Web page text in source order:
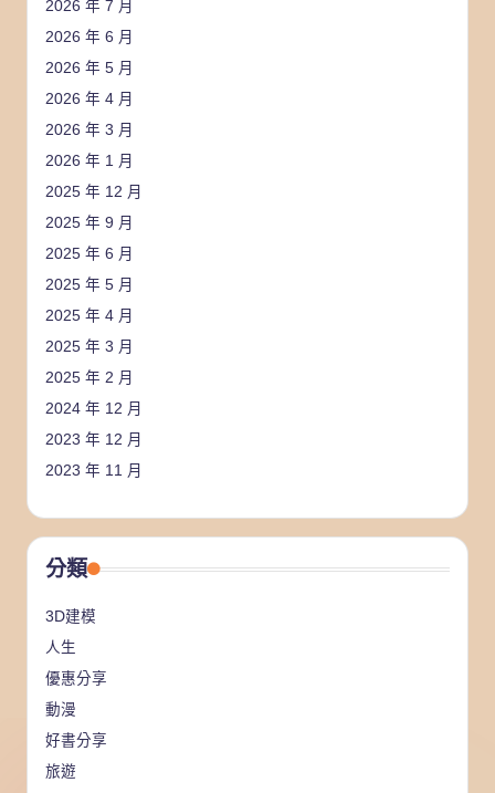
2026 年 7 月
2026 年 6 月
2026 年 5 月
2026 年 4 月
2026 年 3 月
2026 年 1 月
2025 年 12 月
2025 年 9 月
2025 年 6 月
2025 年 5 月
2025 年 4 月
2025 年 3 月
2025 年 2 月
2024 年 12 月
2023 年 12 月
2023 年 11 月
分類
3D建模
人生
優惠分享
動漫
好書分享
旅遊